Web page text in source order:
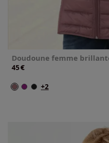
Doudoune femme
45€
+2